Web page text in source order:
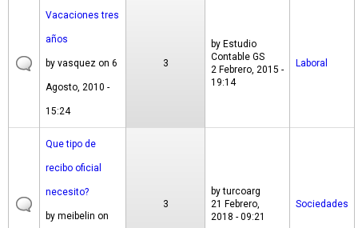
Vacaciones tres
años
by vasquez on 6
Agosto, 2010 -
15:24
3
by Estudio
Contable GS
2 Febrero, 2015 -
19:14
Laboral
Que tipo de
recibo oficial
necesito?
by meibelin on
3
byturcoarg
21 Febrero,
2018 - 09:21
Sociedades